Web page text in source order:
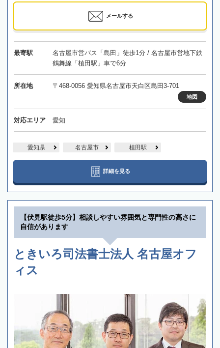
メールする
最寄駅
名古屋市営バス「島田」徒歩1分 / 名古屋市営地下鉄
鶴舞線「植田駅」車で6分
所在地 〒468-0056 愛知県名古屋市天白区島田3-701
地図
対応エリア 愛知
愛知県 名古屋市 植田駅
詳細を見る
【伏見駅徒歩5分】相談しやすい雰囲気と専門性の高さに
自信があります
ときいろ司法書士法人 名古屋オフ
ィス